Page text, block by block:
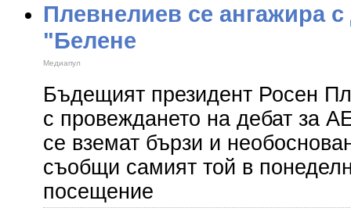
Плевнелиев се ангажира
"Белене
Медиапул
Бъдещият президент Росен
с провеждането на дебат за
се вземат бързи и
съобщи самият той в
посещение